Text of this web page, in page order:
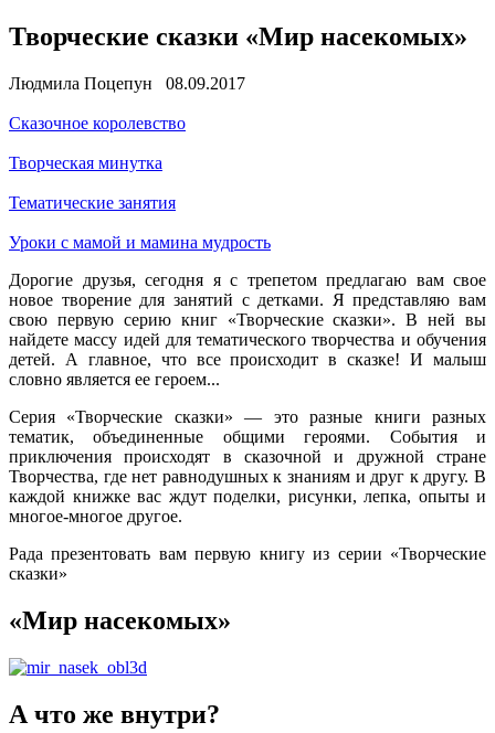
Творческие сказки «Мир насекомых»
Людмила Поцепун 08.09.2017
Сказочное королевство
Творческая минутка
Тематические занятия
Уроки с мамой и мамина мудрость
Дорогие друзья, сегодня я с трепетом предлагаю вам свое
новое творение для занятий с детками. Я представляю вам
свою первую серию книг «Творческие сказки». В ней вы
найдете массу идей для тематического творчества и обучения
детей. А главное, что все происходит в сказке! И малыш
словно является ее героем...
Серия «Творческие сказки» — это разные книги разных
тематик, объединенные общими героями. События и
приключения происходят в сказочной и дружной стране
Творчества, где нет равнодушных к знаниям и друг к другу. В
каждой книжке вас ждут поделки, рисунки, лепка, опыты и
многое-многое другое.
Рада презентовать вам первую книгу из серии «Творческие
сказки»
«Мир насекомых»
А что же внутри?